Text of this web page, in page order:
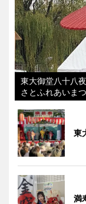
東大御堂八十八
さとふれあいま
東
満